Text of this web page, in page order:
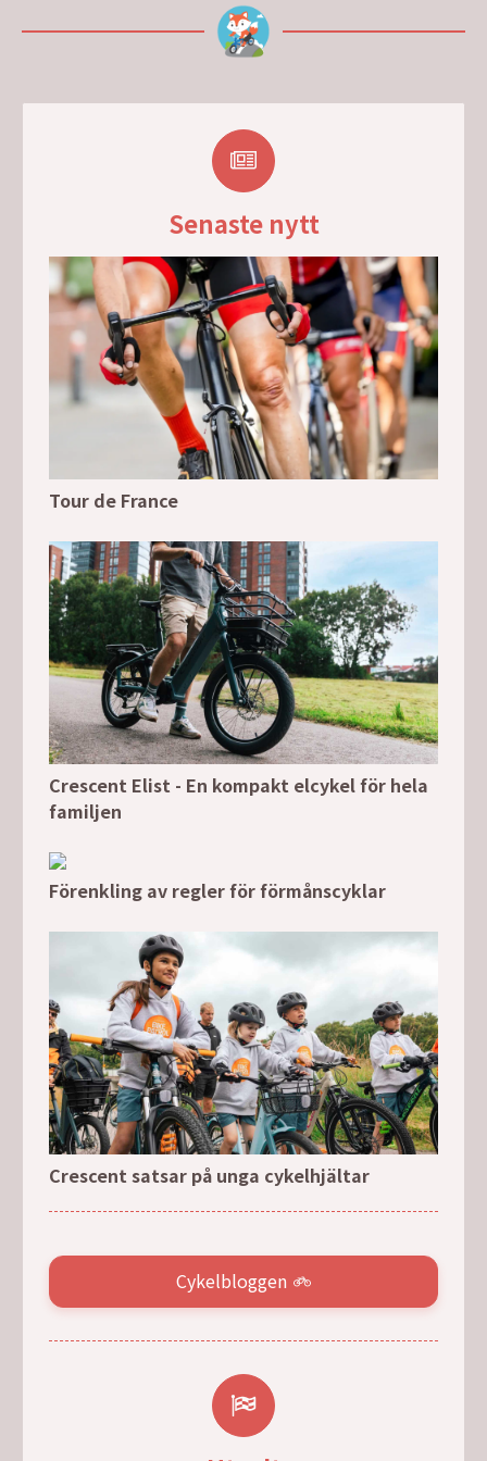
Senaste nytt
Tour de France
Crescent Elist - En kompakt elcykel för hela
familjen
Förenkling av regler för förmånscyklar
Crescent satsar på unga cykelhjältar
Cykelbloggen